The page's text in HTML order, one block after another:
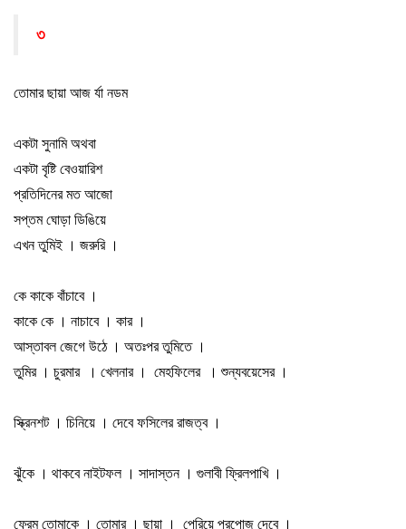
৩
তোমার ছায়া আজ র্যা নডম
একটা সুনামি অথবা
একটা বৃষ্টি বেওয়ারিশ
প্রতিদিনের মত আজো
সপ্তম ঘোড়া ডিঙিয়ে
এখন তুমিই । জরুরি ।
কে কাকে বাঁচাবে ।
কাকে কে । নাচাবে । কার ।
আস্তাবল জেগে উঠে । অতঃপর তুমিতে ।
তুমির । চুরমার । খেলনার । মেহফিলের ।শুন্যবয়েসের ।
স্ক্রিনশট । চিনিয়ে । দেবে ফসিলের রাজত্ব ।
ঝুঁকে । থাকবে নাইটফল । সাদাস্তন । গুলাবী ফ্রিলপাখি ।
ফ্রেম তোমাকে । তোমার । ছায়া । পেরিয়ে প্রপোজ দেবে ।